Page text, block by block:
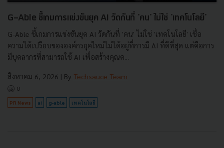
G-Able ชี้เกมการแข่งขันยุค AI วัดกันที่ 'คน' ไม่ใช่ 'เทคโนโลยี'
G-Able ชี้เกมการแข่งขันยุค AI วัดกันที่ 'คน' ไม่ใช่ 'เทคโนโลยี' เชื่อ
ความได้เปรียบขององค์กรยุคใหม่ไม่ได้อยู่ที่การมี AI ที่ดีที่สุด แต่คือการ
มีบุคลากรที่สามารถใช้ AI เพื่อสร้างคุณค...
สิงหาคม 6, 2026 | By Techsauce Team
0
PR News ai g-able เทคโนโลยี